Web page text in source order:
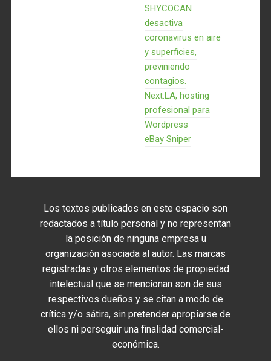
SHYCOCAN
desactiva
coronavirus en aire
y superficies,
previniendo
contagios.
Next.LA, hosting
profesional para
Wordpress
eBay Sniper
Los textos publicados en este espacio son
redactados a título personal y no representan
la posición de ninguna empresa u
organización asociada al autor. Las marcas
registradas y otros elementos de propiedad
intelectual que se mencionan son de sus
respectivos dueños y se citan a modo de
crítica y/o sátira, sin pretender apropiarse de
ellos ni perseguir una finalidad comercial-
económica.